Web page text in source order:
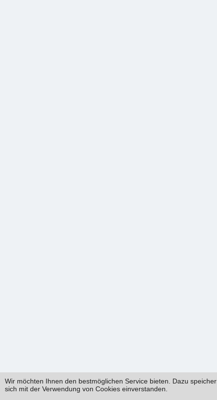
Wir möchten Ihnen den bestmöglichen Service bieten. Dazu
sich mit der Verwendung von Cookies einverstanden.